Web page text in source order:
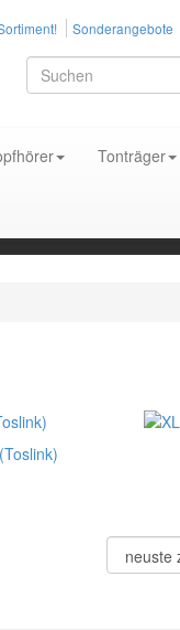
Sonderangebote
Tonträger